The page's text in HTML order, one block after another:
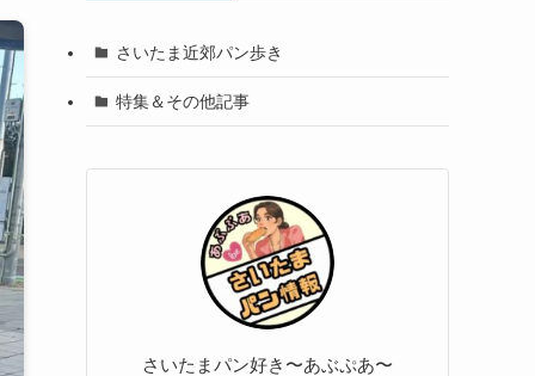
さいたま近郊パン歩き
特集＆その他記事
さいたまパン好き〜あぶぷあ〜